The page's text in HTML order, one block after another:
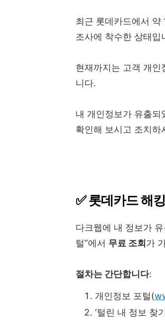
최근 롯데카드에서 약
조사에 착수한 상태입
현재까지는 고객 개
니다.
내 개인정보가 유출되
확인해 보시고 조치하
✅ 롯데카드 해
다크웹에 내 정보가
털”에서 무료 조회 가
절차는 간단합니다:
개인정보 포털(
‘털린 내 정보 찾